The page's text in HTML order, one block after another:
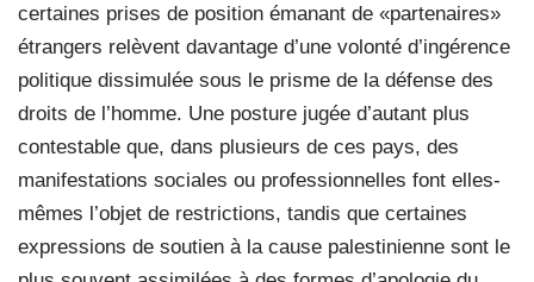
certaines prises de position émanant de «partenaires»
étrangers relèvent davantage d’une volonté d’ingérence
politique dissimulée sous le prisme de la défense des
droits de l’homme. Une posture jugée d’autant plus
contestable que, dans plusieurs de ces pays, des
manifestations sociales ou professionnelles font elles-
mêmes l’objet de restrictions, tandis que certaines
expressions de soutien à la cause palestinienne sont le